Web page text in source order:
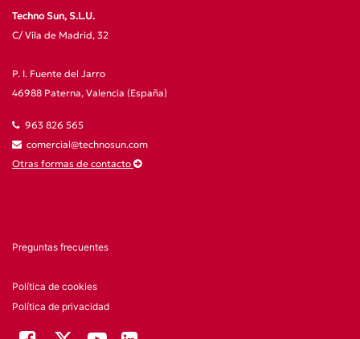
Techno Sun, S.L.U.
C/ Vila de Madrid, 32
P. I. Fuente del Jarro
46988 Paterna, Valencia (España)
963 826 565
comercial@technosun.com
Otras formas de contacto
Preguntas frecuentes
Política de cookies
Política de privacidad